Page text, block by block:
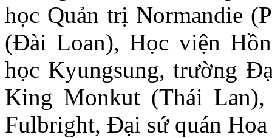
học Quản trị Normandie
(Đài Loan), Học viện
học Kyungsung, trường
King Monkut (Thái
Fulbright, Đại sứ quán